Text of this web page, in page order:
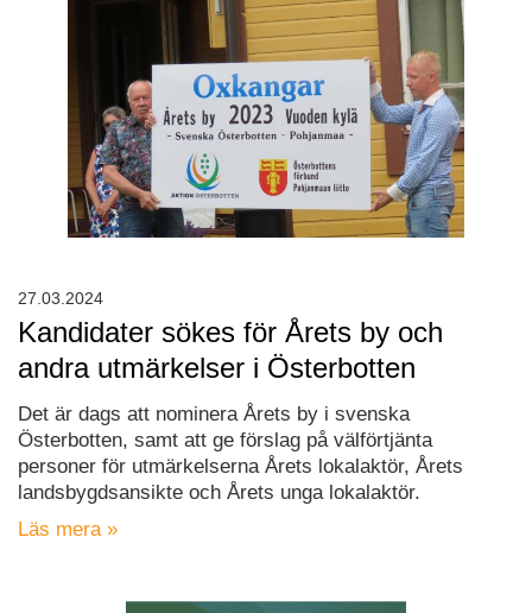
Kandidater sökes för Årets by och
andra utmärkelser i Österbotten
Det är dags att nominera Årets by i svenska
Österbotten, samt att ge förslag på välförtjänta
personer för utmärkelserna Årets lokalaktör, Årets
landsbygdsansikte och Årets unga lokalaktör.
Läs mera »
27.03.2024